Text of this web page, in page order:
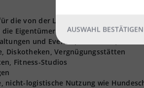
die von der Logivest GmbH
Eigentümer nur Lager, Logistik,
und Events (Hochzeiten,
Diskotheken, Vergnügungsstätten
Fitness-Studios
nicht-logistische Nutzung wie
AUSWAHL BESTÄTIGEN